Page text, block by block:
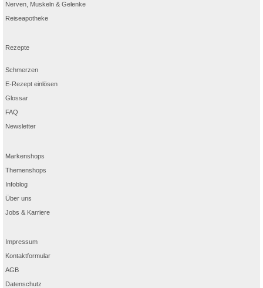
Nerven, Muskeln & Gelenke
Reiseapotheke
Rezepte
Schmerzen
E-Rezept einlösen
Glossar
FAQ
Newsletter
Markenshops
Themenshops
Infoblog
Über uns
Jobs & Karriere
Impressum
Kontaktformular
AGB
Datenschutz